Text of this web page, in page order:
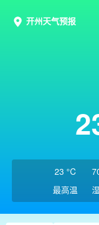
开州天气预报
23 °C
最高温